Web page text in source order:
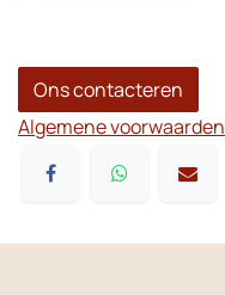
Ons contacteren
Algemene voorwaarden